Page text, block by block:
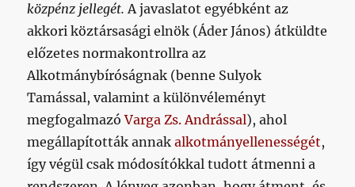
közpénz jellegét. A javaslatot egyébként az
akkori köztársasági elnök (Áder János) átküldte
előzetes normakontrollra az
Alkotmánybíróságnak (benne Sulyok
Tamással, valamint a különvéleményt
megfogalmazóVarga Zs. Andrással), ahol
megállapították annakalkotmányellenességét,
így végül csak módosítókkal tudott átmenni a